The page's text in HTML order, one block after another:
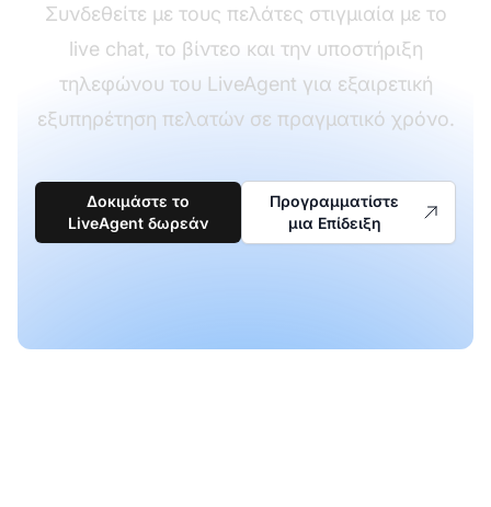
Συνδεθείτε με τους πελάτες στιγμιαία με το
live chat, το βίντεο και την υποστήριξη
τηλεφώνου του LiveAgent για εξαιρετική
εξυπηρέτηση πελατών σε πραγματικό χρόνο.
Δοκιμάστε το
LiveAgent δωρεάν
Προγραμματίστε
μια Επίδειξη